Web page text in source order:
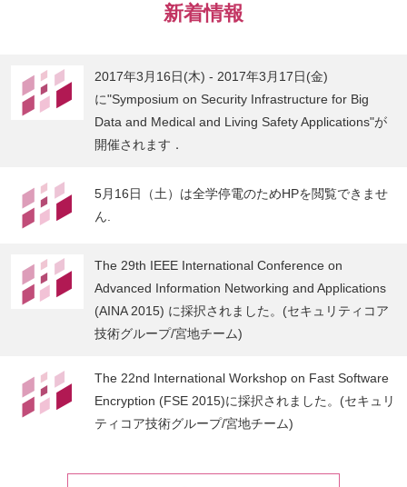
新着情報
2017年3月16日(木) - 2017年3月17日(金)
に"Symposium on Security Infrastructure for Big
Data and Medical and Living Safety Applications"が
開催されます．
5月16日（土）は全学停電のためHPを閲覧できませ
ん.
The 29th IEEE International Conference on
Advanced Information Networking and Applications
(AINA 2015) に採択されました。(セキュリティコア
技術グループ/宮地チーム)
The 22nd International Workshop on Fast Software
Encryption (FSE 2015)に採択されました。(セキュリ
ティコア技術グループ/宮地チーム)